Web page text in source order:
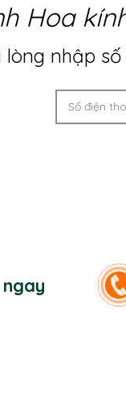
Hoa
lòng nhập